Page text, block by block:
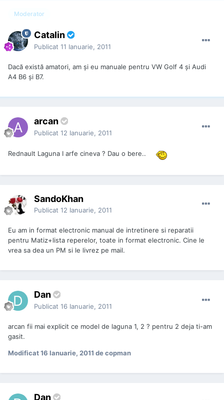
Moderator
Catalin
Publicat 11 Ianuarie, 2011
Dacă există amatori, am și eu manuale pentru VW Golf 4 și Audi
A4 B6 și B7.
arcan
Publicat 12 Ianuarie, 2011
Rednault Laguna I arfe cineva ? Dau o bere..
SandoKhan
Publicat 12 Ianuarie, 2011
Eu am in format electronic manual de intretinere si reparatii
pentru Matiz+lista reperelor, toate in format electronic. Cine le
vrea sa dea un PM si le livrez pe mail.
Dan
Publicat 16 Ianuarie, 2011
arcan fii mai explicit ce model de laguna 1, 2 ? pentru 2 deja ti-am
gasit.
Modificat16 Ianuarie, 2011 de copman
Dan